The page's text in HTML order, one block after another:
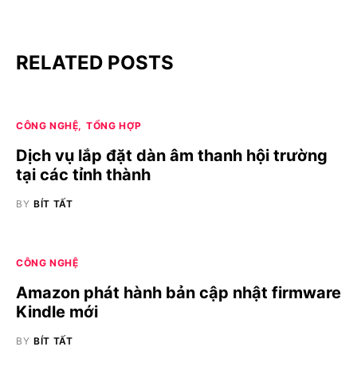
RELATED POSTS
CÔNG NGHỆ TỔNG HỢP
Dịch vụ lắp đặt dàn âm thanh hội trường
tại các tỉnh thành
BY BÍT TẤT
CÔNG NGHỆ
Amazon phát hành bản cập nhật firmware
Kindle mới
BY BÍT TẤT